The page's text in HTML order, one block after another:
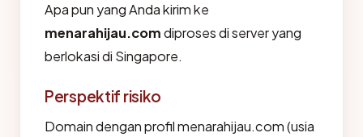
Apa pun yang Anda kirim ke
menarahijau.comdiproses di server yang
berlokasi di Singapore.
Perspektif risiko
Domain dengan profil menarahijau.com (usia